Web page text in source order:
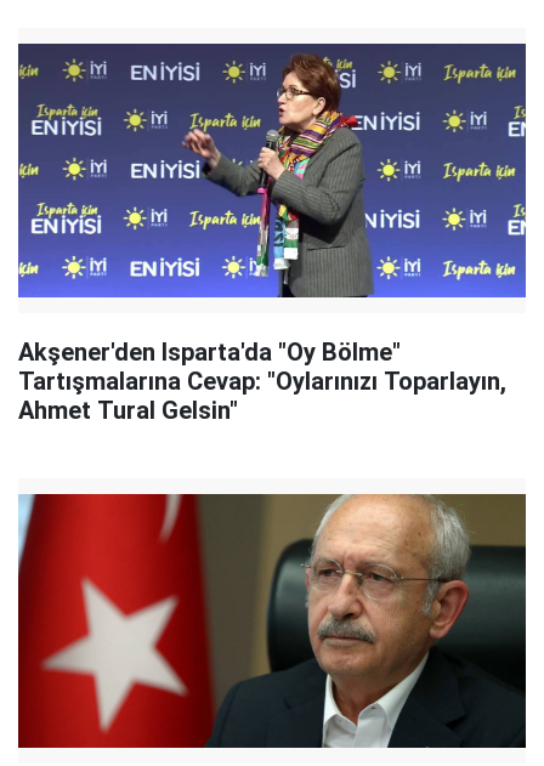
Akşener'den Isparta'da "Oy Bölme"
Tartışmalarına Cevap: "Oylarınızı Toparlayın,
Ahmet Tural Gelsin"